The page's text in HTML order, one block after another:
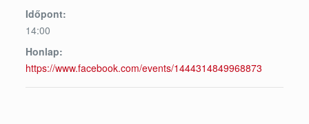
Időpont:
14:00
Honlap:
https://www.facebook.com/events/1444314849968873